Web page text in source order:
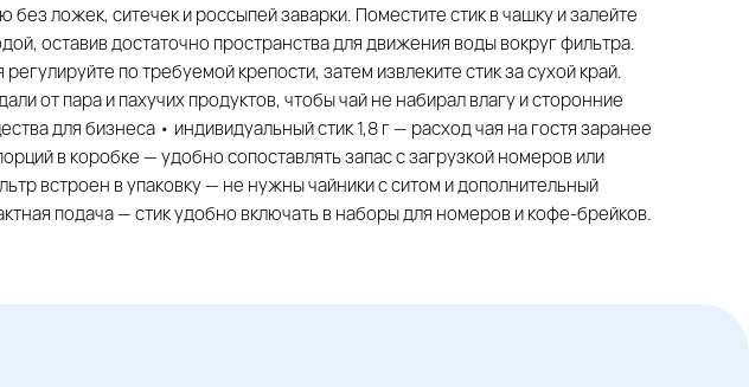
без ложек, ситечек и россыпей заварки. Поместите стик в чашку и залейте
оставив достаточно пространства для движения воды вокруг фильтра.
по требуемой крепости, затем извлеките стик за сухой край.
от пара и пахучих продуктов, чтобы чай не набирал влагу и сторонние
для бизнеса • индивидуальный стик 1,8 г — расход чая на гостя заранее
в коробке — удобно сопоставлять запас с загрузкой номеров или
встроен в упаковку — не нужны чайники с ситом и дополнительный
подача — стик удобно включать в наборы для номеров и кофе-брейков.